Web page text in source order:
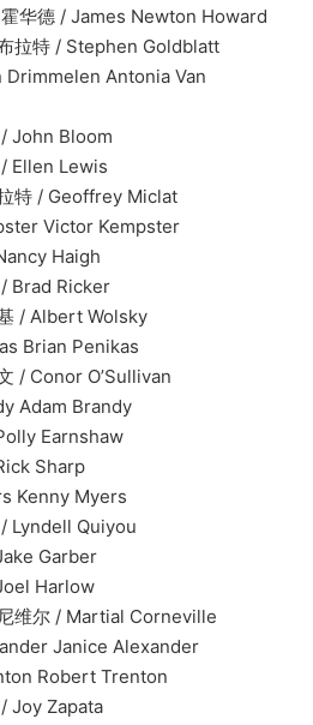
德 / James Newton Howard
特 / Stephen Goldblatt
Antonia Van
Bloom
Lewis
Geoffrey Miclat
Victor Kempster
Haigh
Ricker
Albert Wolsky
Penikas
O’Sullivan
Brandy
Earnshaw
Sharp
Myers
Quiyou
Garber
Harlow
/ Martial Corneville
Alexander
Trenton
Zapata